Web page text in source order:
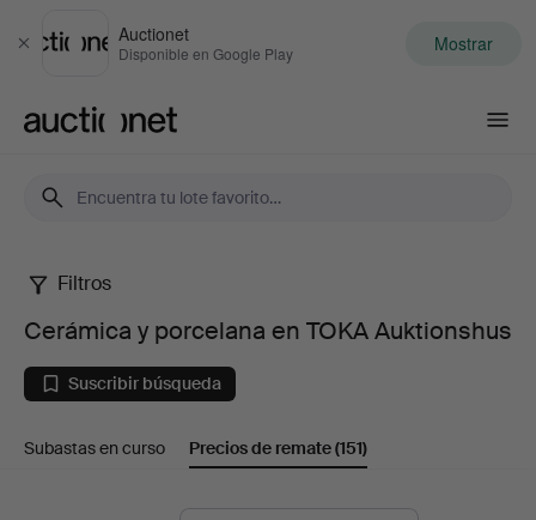
Cerrar
Auctionet
Disponible en Google Play Mostrar
Cerámica
porcelana
en
Filtros
Cerámica y porcelana en TOKA Auktionshus
Suscribir búsqueda
Subastas en curso Precios de remate(151)